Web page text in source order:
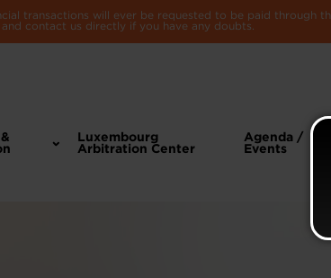
transactions will ever be requested to be paid through
contact us directly if you have any doubts.
Luxembourg
Arbitration Center
Agenda /
Events